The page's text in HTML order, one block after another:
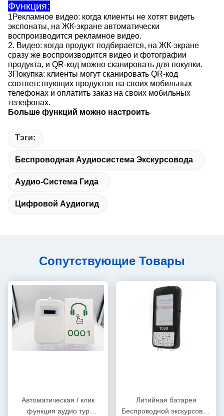
Функция:
1Рекламное видео: когда клиенты не хотят видеть
экспонаты, на ЖК-экране автоматически
воспроизводится рекламное видео.
2. Видео: когда продукт подбирается, на ЖК-экране
сразу же воспроизводится видео и фотографии
продукта, и QR-код можно сканировать для покупки.
3Покупка: клиенты могут сканировать QR-код
соответствующих продуктов на своих мобильных
телефонах и оплатить заказ на своих мобильных
телефонах.
Больше функций можно настроить
Тэги:
Беспроводная Аудиосистема Экскурсовода
Аудио-Система Гида
Цифровой Аудиогид
Сопутствующие Товары
Автоматическая / клик
функция аудио тур
Литийная батарея
Беспроводной экскурсовод